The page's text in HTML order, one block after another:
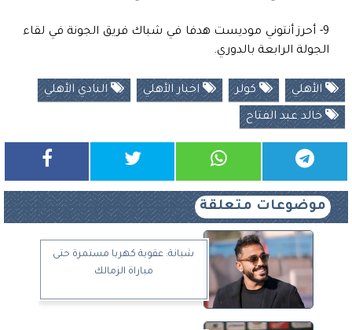
9- أحرز أنتوني موديست هدفا في شباك فريق الجونة في لقاء
الجولة الرابعة بالدوري.
الأهلي كولر اخبار الأهلي النادي الأهلي
خالد عبد الفتاح
موضوعات متعلقة
شبانة: عقوبة كهربا مستمرة حتى
مباراة الزمالك